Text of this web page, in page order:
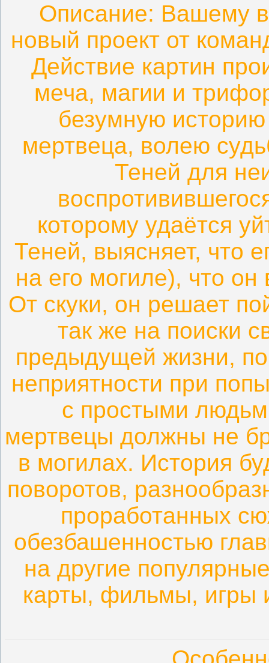
Описание: Вашему
новый проект от
Действие картин
меча, магии и
безумную
мертвеца, волею
Теней для
которому удаётся
Теней, выясняет, что
на его могиле), что
От скуки, он решает
так же на поиски
предыдущей жизни,
неприятности при
с простыми
мертвецы должны не
в могилах. История
поворотов,
проработанных
обезбашенностью
на другие
карты, фильмы, игры